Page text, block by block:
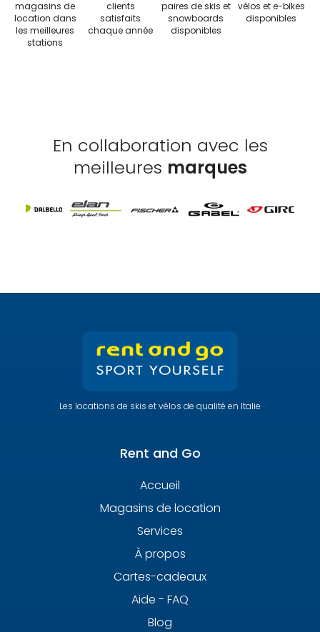
magasins de
location dans
les meilleures
stations
clients
satisfaits
chaque année
paires de skis et
snowboards
disponibles
vélos et e-bikes
disponibles
En collaboration avec les
meilleures marques
Les locations de skis et vélos de qualité en Italie
Rent and Go
Accueil
Magasins de location
Services
À propos
Cartes-cadeaux
Aide - FAQ
Blog